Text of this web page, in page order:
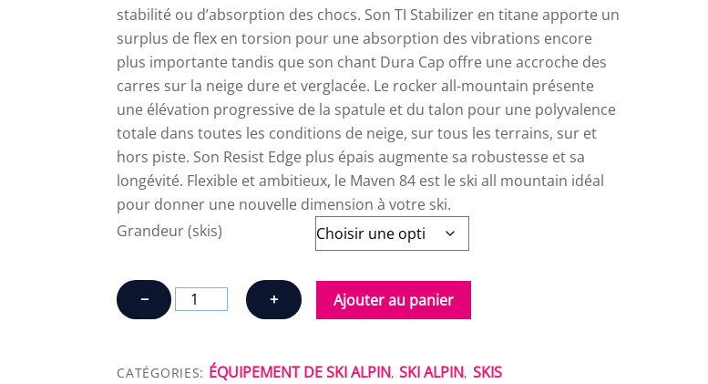
stabilité ou d’absorption des chocs. Son TI Stabilizer en titane apporte un
surplus de flex en torsion pour une absorption des vibrations encore
plus importante tandis que son chant Dura Cap offre une accroche des
carres sur la neige dure et verglacée. Le rocker all-mountain présente
une élévation progressive de la spatule et du talon pour une polyvalence
totale dans toutes les conditions de neige, sur tous les terrains, sur et
hors piste. Son Resist Edge plus épais augmente sa robustesse et sa
longévité. Flexible et ambitieux, le Maven 84 est le ski all mountain idéal
pour donner une nouvelle dimension à votre ski.
Grandeur (skis)
−
quantité
de
MAVEN
+ Ajouter au panier
CATÉGORIES: ÉQUIPEMENT DE SKI ALPIN,SKI ALPIN, SKIS